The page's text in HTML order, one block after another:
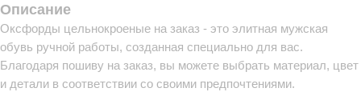
Описание
Оксфорды цельнокроеные на заказ - это элитная мужская
обувь ручной работы, созданная специально для вас.
Благодаря пошиву на заказ, вы можете выбрать материал, цвет
и детали в соответствии со своими предпочтениями.